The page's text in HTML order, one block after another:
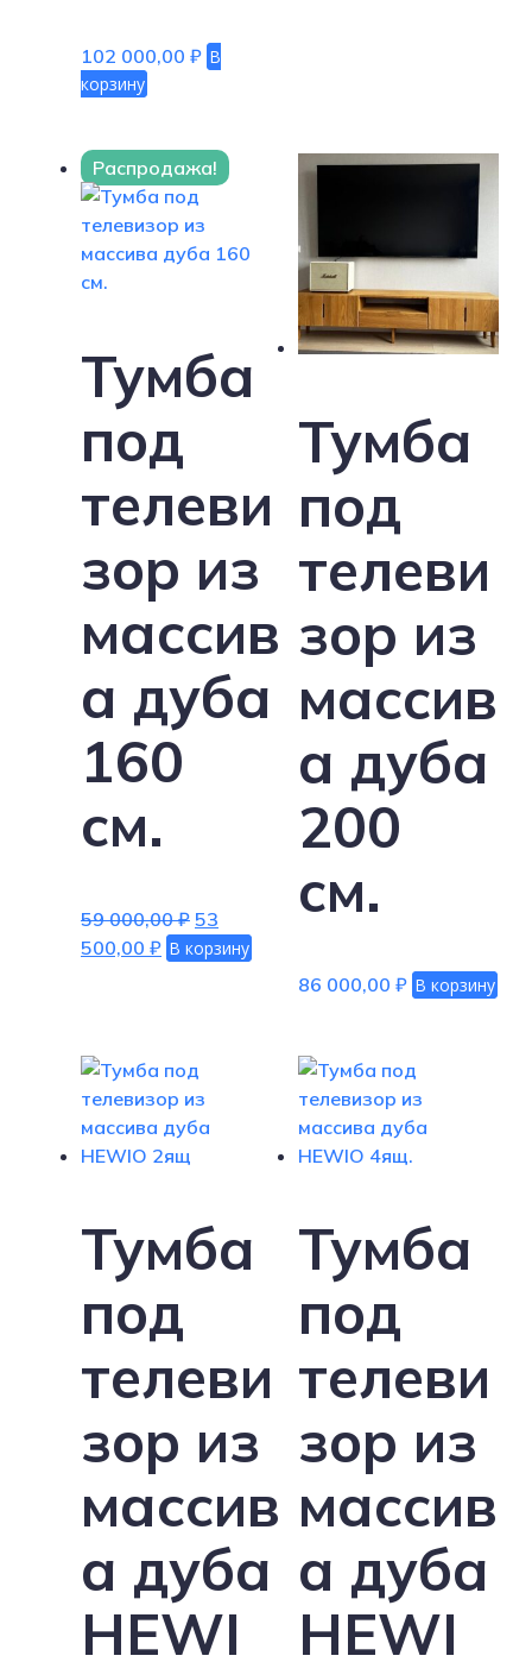
102 000,00 ₽ В
корзину
Распродажа!
Тумба
под
телеви
зор из
массив
а дуба
160
см.
59 000,00₽ Первоначальная
цена
составляла
53
500,00 ₽Текущая
В корзину
Тумба
под
телеви
зор из
массив
а дуба
200
см.
86 000,00₽ В корзину
Тумба
под
телеви
зор из
массив
а дуба
HEWI
Тумба
под
телеви
зор из
массив
а дуба
HEWI